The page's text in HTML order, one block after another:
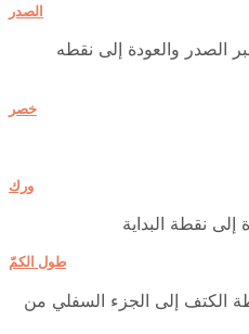
الصدر
الصدر والعودة إلى نقطه
خصر
ورك
طول الكمّ
إلى الجزء السفلي من